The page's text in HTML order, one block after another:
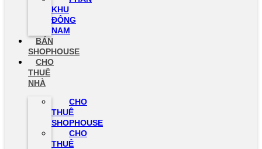
KHU
ĐÔNG
NAM
BÁN
SHOPHOUSE
CHO
THUÊ
NHÀ
CHO
THUÊ
SHOPHOUSE
CHO
THUÊ